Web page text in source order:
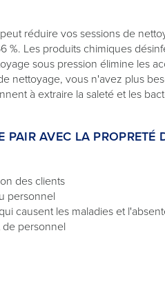
réduire vos sessions de
%. Les produits chimiques
sous pression élimine les
nettoyage, vous n'avez plus
à extraire la saleté et les
PAIR AVEC LA PROPRETÉ
des clients
personnel
causent les maladies et
personnel